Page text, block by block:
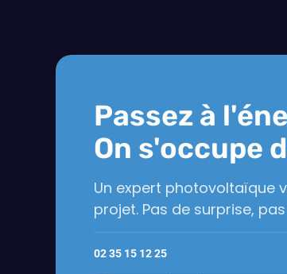
Passez à
On s'occupe
Un expert photovoltaïque
projet. Pas de surprise,
02 35 15 12 25